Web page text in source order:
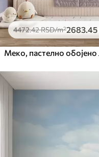
4472.42RSD/m²2683.45